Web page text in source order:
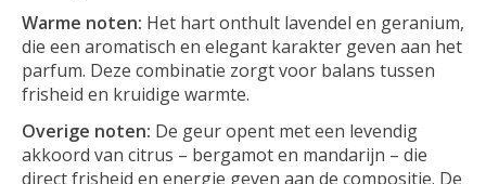
Warme noten: Het hart onthult lavendel en geranium,
die een aromatisch en elegant karakter geven aan het
parfum. Deze combinatie zorgt voor balans tussen
frisheid en kruidige warmte.
Overige noten: De geur opent met een levendig
akkoord van citrus – bergamot en mandarijn – die
direct frisheid en energie geven aan de compositie. De